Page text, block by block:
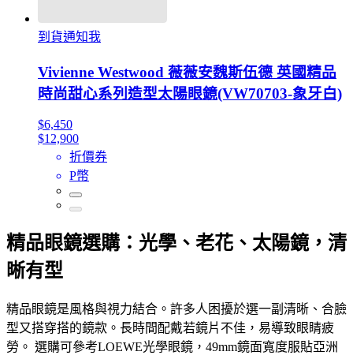
到貨通知我
Vivienne Westwood 薇薇安魏斯伍德 英國精品
時尚甜心系列造型太陽眼鏡(VW70703-象牙白)
$6,450
$12,900
折價券
P幣
精品眼鏡選購：光學、老花、太陽鏡，清
晰有型
精品眼鏡是風格與視力結合。許多人困擾於選一副清晰、合臉
型又搭穿搭的鏡款。長時間配戴若鏡片不佳，易導致眼睛疲
勞。 選購可參考LOEWE光學眼鏡，49mm鏡面寬度服貼亞洲